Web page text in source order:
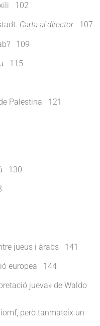
102
Carta al director107
109
115
Palestina 121
130
jueus i àrabs 141
europea 144
jueva» de Waldo
però tanmateix un